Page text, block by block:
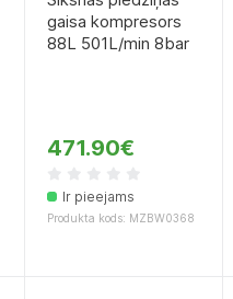
gaisa kompresors
88L 501L/min 8bar
471.90€
Ir pieejams
Produkta kods: MZBW0368